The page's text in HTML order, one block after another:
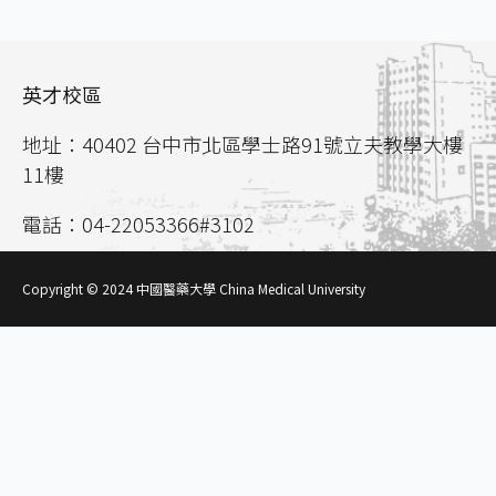
英才校區
地址：40402 台中市北區學士路91號立夫教學大樓
11樓
電話：04-22053366#3102
Copyright © 2024 中國醫藥大學 China Medical University